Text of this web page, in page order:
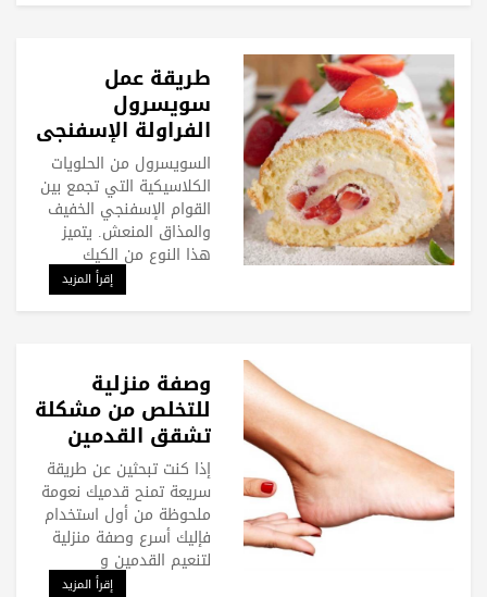
طريقة عمل
سويسرول
الفراولة الإسفنجي
السويسرول من الحلويات
الكلاسيكية التي تجمع بين
القوام الإسفنجي الخفيف
والمذاق المنعش. يتميز
هذا النوع من الكيك
إقرأ المزيد
وصفة منزلية
للتخلص من مشكلة
تشقق القدمين
إذا كنت تبحثين عن طريقة
سريعة تمنح قدميك نعومة
ملحوظة من أول استخدام
فإليك أسرع وصفة منزلية
لتنعيم القدمين و
إقرأ المزيد